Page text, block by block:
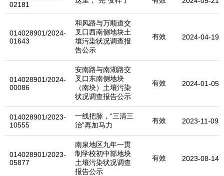
02181
014028901/2024-
01643
和风路与万顺道交
叉口西南侧地块土
壤污染状况调查报
告公示
有效 2024-04-19
014028901/2024-
00086
安南路与南湖路交
叉口东南侧地块
（南块）土壤污染
状况调查报告公示
有效 2024-01-05
014028901/2023-
10555
一线把脉，“三清三
治”再加马力
有效 2023-11-09
014028901/2023-
05877
南泉地区九年一贯
制学校初中部地块
土壤污染状况调查
报告公示
有效 2023-08-14